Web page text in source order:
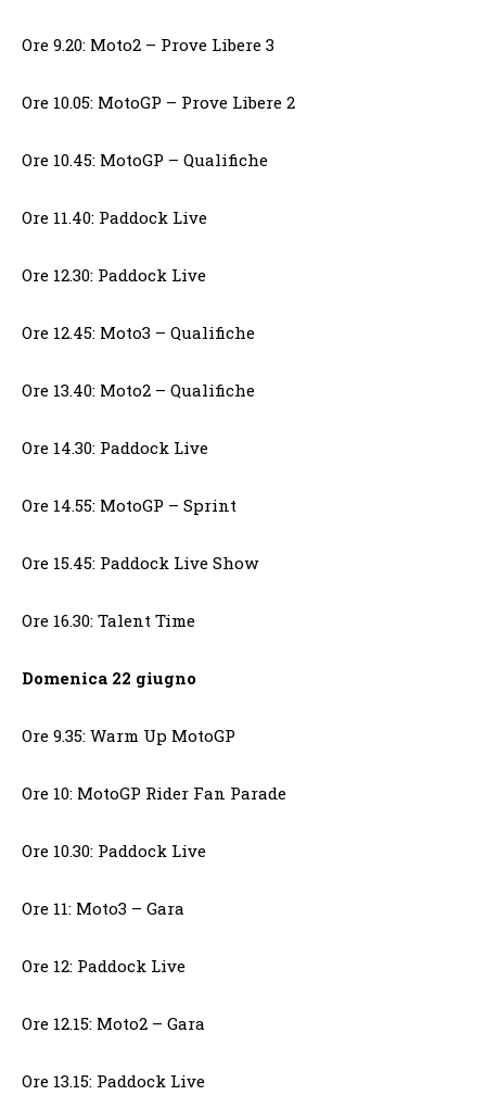
Ore 9.20: Moto2 – Prove Libere 3
Ore 10.05: MotoGP – Prove Libere 2
Ore 10.45: MotoGP – Qualifiche
Ore 11.40: Paddock Live
Ore 12.30: Paddock Live
Ore 12.45: Moto3 – Qualifiche
Ore 13.40: Moto2 – Qualifiche
Ore 14.30: Paddock Live
Ore 14.55: MotoGP – Sprint
Ore 15.45: Paddock Live Show
Ore 16.30: Talent Time
Domenica 22 giugno
Ore 9.35: Warm Up MotoGP
Ore 10: MotoGP Rider Fan Parade
Ore 10.30: Paddock Live
Ore 11: Moto3 – Gara
Ore 12: Paddock Live
Ore 12.15: Moto2 – Gara
Ore 13.15: Paddock Live